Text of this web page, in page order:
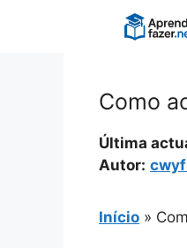
Como
Última
Autor:
Início »